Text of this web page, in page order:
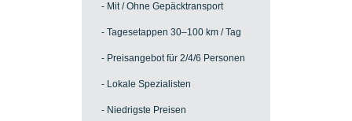
- Mit / Ohne Gepäcktransport
- Tagesetappen 30–100 km / Tag
- Preisangebot für 2/4/6 Personen
- Lokale Spezialisten
- Niedrigste Preisen